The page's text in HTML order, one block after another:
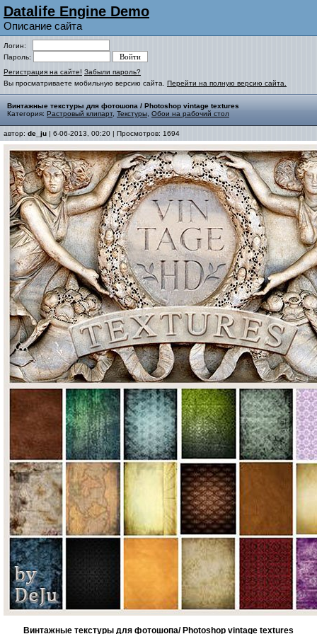
Datalife Engine Demo
Описание сайта
Логин:
Пароль:
Регистрация на сайте! Забыли пароль?
Вы просматриваете мобильную версию сайта. Перейти на полную версию сайта.
Винтажные текстуры для фотошопа / Photoshop vintage textures
Категория: Растровый клипарт, Текстуры Обои на рабочий стол
автор: de_ju | 6-06-2013, 00:20 | Просмотров: 1694
Винтажные текстуры для фотошопа/ Photoshop vintage textures